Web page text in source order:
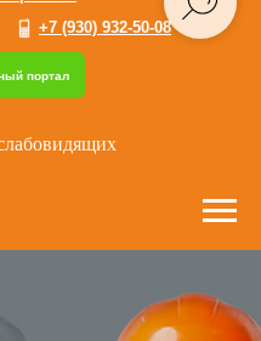
портал
+7 (930) 932-50-08